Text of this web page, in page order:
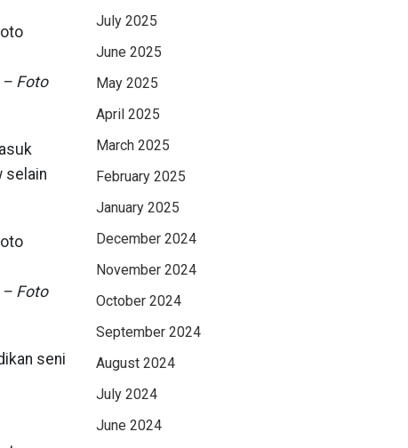
– Foto
selain
– Foto
seni
July 2025
June 2025
May 2025
April 2025
March 2025
February 2025
January 2025
December 2024
November 2024
October 2024
September 2024
August 2024
July 2024
June 2024